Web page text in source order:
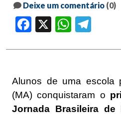
Deixe um comentário (0)
Facebook WhatsApp
Alunos de uma escola
(MA) conquistaram o
Jornada Brasileira de